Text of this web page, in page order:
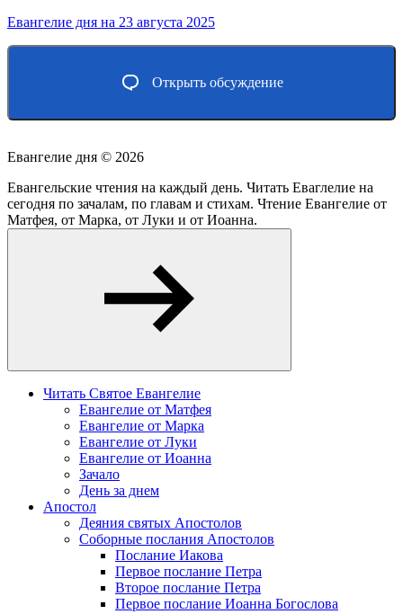
Евангелие дня на 23 августа 2025
Открыть обсуждение
Евангелие дня © 2026
Евангельские чтения на каждый день. Читать Еваглелие на
сегодня по зачалам, по главам и стихам. Чтение Евангелие от
Матфея, от Марка, от Луки и от Иоанна.
Читать Святое Евангелие
Евангелие от Матфея
Евангелие от Марка
Евангелие от Луки
Евангелие от Иоанна
Зачало
День за днем
Апостол
Деяния святых Апостолов
Соборные послания Апостолов
Послание Иакова
Первое послание Петра
Второе послание Петра
Первое послание Иоанна Богослова